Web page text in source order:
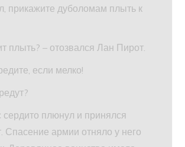
прикажите дуболомам плыть к
плыть? – отозвался Лан Пирот.
если мелко!
плюнул и принялся
Спасение армии отняло у него